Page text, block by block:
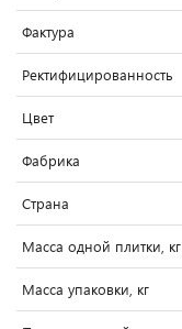
Фактура
Ректифицированность
Цвет
Фабрика
Страна
Масса одной плитки, кг
Масса упаковки, кг